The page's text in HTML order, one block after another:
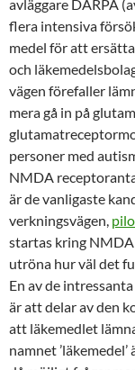
avläggare DARPA
flera intensiva
medel för att
och
vägen förefaller
mera gå in på
personer med
NMDA
är de vanligaste
verkningsvägen,
startas kring
utröna hur väl det
En av de
är att delar av den
att läkemedlet
namnet